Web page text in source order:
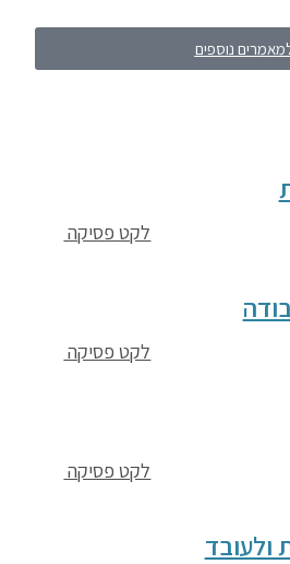
נוספים
לקט פסיקה
לקט פסיקה
לקט פסיקה
ולעובד